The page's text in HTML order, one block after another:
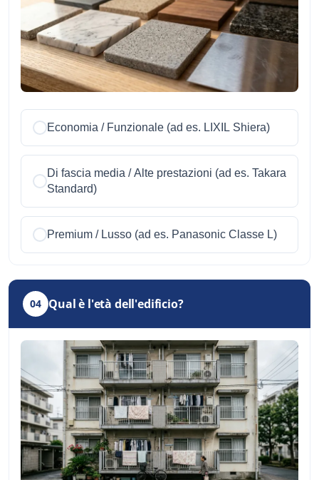
Economia / Funzionale (ad es. LIXIL Shiera)
Di fascia media / Alte prestazioni (ad es. Takara
Standard)
Premium / Lusso (ad es. Panasonic Classe L)
04 Qual è l'età dell'edificio?